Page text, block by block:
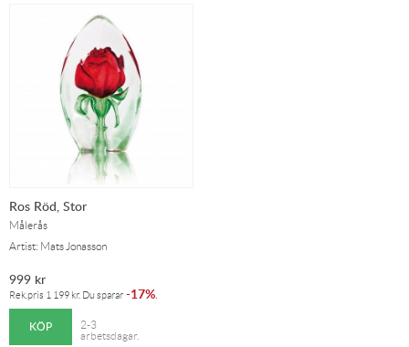
Ros Röd, Stor
Målerås
Artist: Mats Jonasson
999 kr
Rek.pris 1 199 kr. Du sparar -17%
KÖP
2-3
arbetsdagar.